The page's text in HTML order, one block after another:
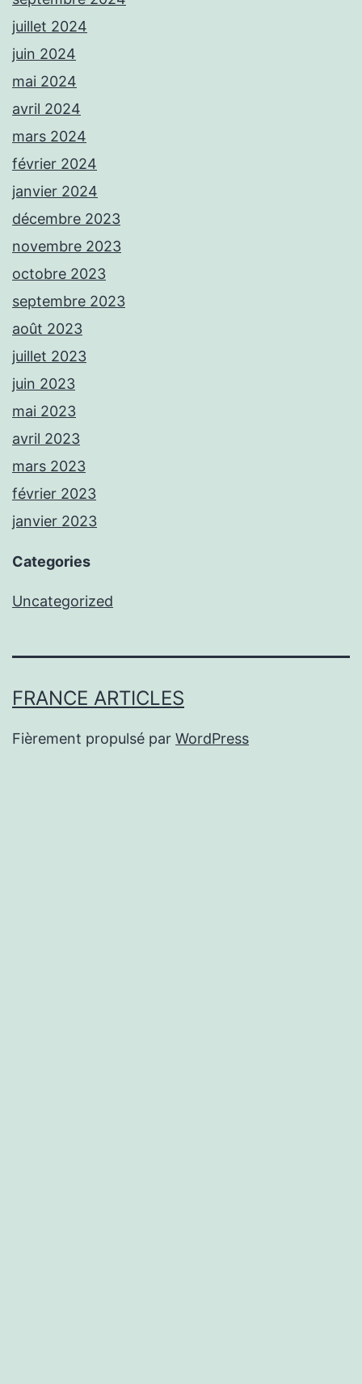
juillet 2024
juin 2024
mai 2024
avril 2024
mars 2024
février 2024
janvier 2024
décembre 2023
novembre 2023
octobre 2023
septembre 2023
août 2023
juillet 2023
juin 2023
mai 2023
avril 2023
mars 2023
février 2023
janvier 2023
Categories
Uncategorized
FRANCE ARTICLES
Fièrement propulsé par WordPress